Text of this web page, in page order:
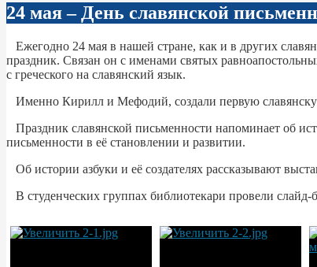
24 мая – День славянской
Ежегодно 24 мая в нашей стране, как и в других
праздник. Связан он с именами святых
с греческого на славянский язык.
Именно Кирилл и Мефодий, создали первую
Праздник славянской письменности напоминает об
письменности в её становлении и развитии.
Об истории азбуки и её создателях рассказывают
В студенческих группах библиотекари провели